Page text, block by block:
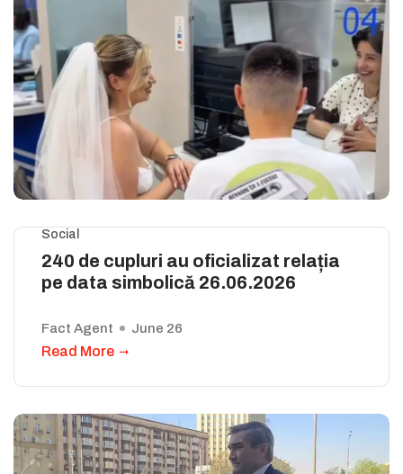
Social
240 de cupluri au oficializat relația
pe data simbolică 26.06.2026
Fact Agent June 26
Read More